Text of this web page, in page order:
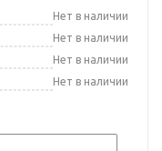
Нет в наличии
Нет в наличии
Нет в наличии
Нет в наличии